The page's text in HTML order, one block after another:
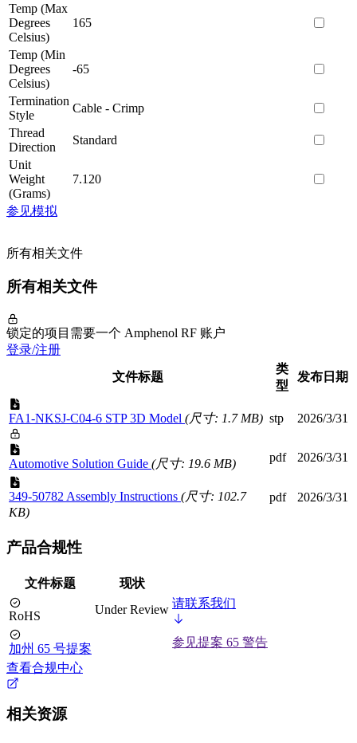
Temp (Max
Degrees
Celsius)
165
Temp (Min
Degrees
Celsius)
-65
Termination
Style
Cable - Crimp
Thread
Direction
Standard
Unit
Weight
(Grams)
7.120
参见模拟
所有相关文件
所有相关文件
锁定的项目需要一个 Amphenol RF 账户
登录/注册
文件标题
类
型
发布日期
FA1-NKSJ-C04-6 STP 3D Model (尺寸: 1.7 MB) stp 2026/3/31
Automotive Solution Guide (尺寸: 19.6 MB) pdf 2026/3/31
349-50782 Assembly Instructions (尺寸: 102.7
KB)
pdf 2026/3/31
产品合规性
文件标题 现状
RoHS Under Review 请联系我们
加州 65 号提案
参见提案 65 警告
查看合规中心
相关资源